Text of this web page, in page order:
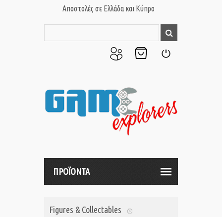
Αποστολές σε Ελλάδα και Κύπρο
μου
ΠΡΟΪΟΝΤΑ
Figures & Collectables